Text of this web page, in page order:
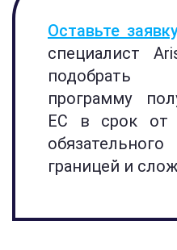
Оставьте
специалист
подобрать
программу
ЕС в срок от
границей и